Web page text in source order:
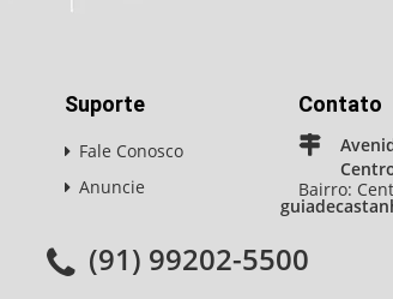
Suporte
Fale Conosco
Anuncie
Contato
Bairro:
(91) 99202-5500